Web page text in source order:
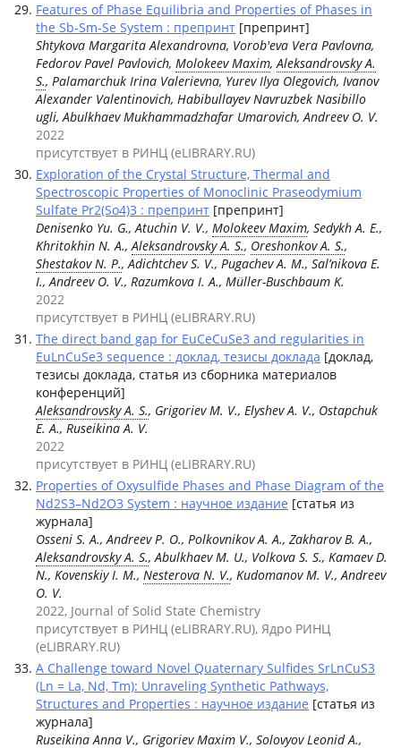
Features of Phase Equilibria and Properties of Phases in
the Sb-Sm-Se System : препринт [препринт]
Shtykova Margarita Alexandrovna, Vorob'eva Vera Pavlovna,
Fedorov Pavel Pavlovich, Molokeev Maxim,Aleksandrovsky A.
S., Palamarchuk Irina Valerievna, Yurev Ilya Olegovich, Ivanov
Alexander Valentinovich, Habibullayev Navruzbek Nasibillo
ugli, Abulkhaev Mukhammadzhafar Umarovich, Andreev O. V.
2022
присутствует в РИНЦ (eLIBRARY.RU)
Exploration of the Crystal Structure, Thermal and
Spectroscopic Properties of Monoclinic Praseodymium
Sulfate Pr2(So4)3 : препринт [препринт]
Denisenko Yu. G., Atuchin V. V., Molokeev Maxim, Sedykh A. E.,
Khritokhin N. A.,Aleksandrovsky A. S., Oreshonkov A. S.,
Shestakov N. P., Adichtchev S. V., Pugachev A. M., Sal’nikova E.
I., Andreev O. V., Razumkova I. A., Müller-Buschbaum K.
2022
присутствует в РИНЦ (eLIBRARY.RU)
The direct band gap for EuCeCuSe3 and regularities in
EuLnCuSe3 sequence : доклад, тезисы доклада [доклад,
тезисы доклада, статья из сборника материалов
конференций]
Aleksandrovsky A. S., Grigoriev M. V., Elyshev A. V., Ostapchuk
E. A., Ruseikina A. V.
2022
присутствует в РИНЦ (eLIBRARY.RU)
Properties of Oxysulfide Phases and Phase Diagram of the
Nd2S3–Nd2O3 System : научное издание [статья из
журнала]
Osseni S. А., Andreev P. O., Polkovnikov A. A., Zakharov B. A.,
Aleksandrovsky A. S., Abulkhaev M. U., Volkova S. S., Kamaev D.
N., Kovenskiy I. M., Nesterova N. V., Kudomanov M. V., Andreev
O. V.
2022, Journal of Solid State Chemistry
присутствует в РИНЦ (eLIBRARY.RU), Ядро РИНЦ
(eLIBRARY.RU)
A Challenge toward Novel Quaternary Sulfides SrLnCuS3
(Ln = La, Nd, Tm): Unraveling Synthetic Pathways,
Structures and Properties : научное издание [статья из
журнала]
Ruseikina Anna V., Grigoriev Maxim V., Solovyov Leonid A.,